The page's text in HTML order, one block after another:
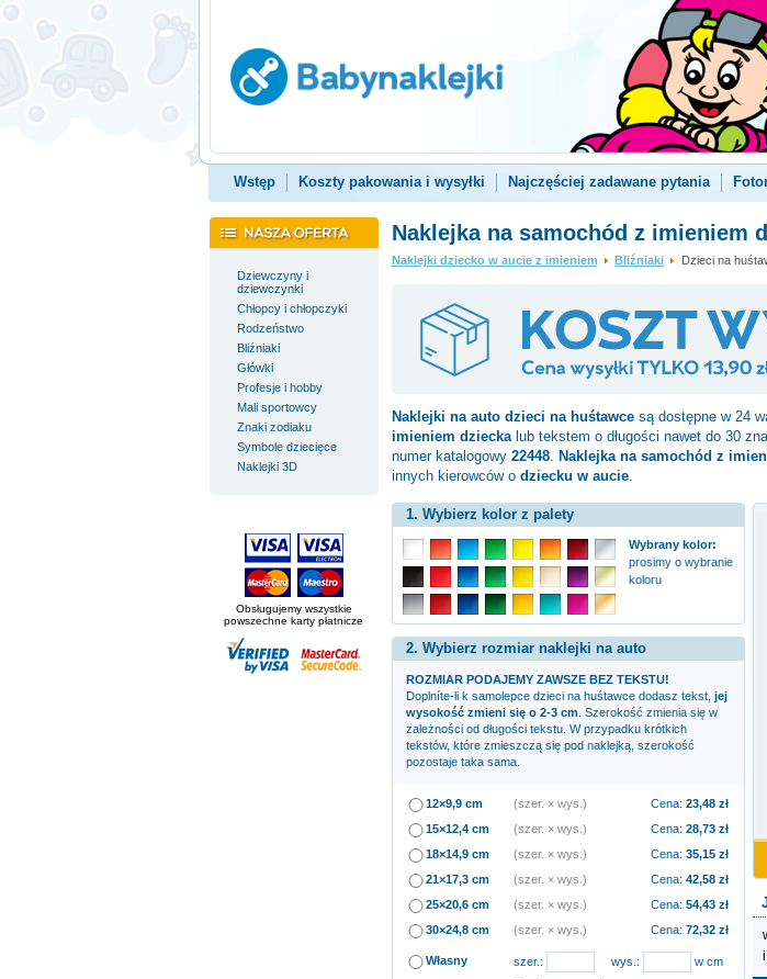
Wstęp Koszty pakowania i wysyłki Najczęściej zadawane pytania
Dziewczyny i
dziewczynki
Chłopcy i chłopczyki
Rodzeństwo
Bliźniaki
Główki
Profesje i hobby
Mali sportowcy
Znaki zodiaku
Symbole dziecięce
Naklejki 3D
Obsługujemy wszystkie
powszechne karty płatnicze
Naklejka na samochód z imieniem
Naklejki dziecko w aucie z imieniem Bliźniaki Dzieci na
Naklejki na auto dzieci na huśtawcesą dostępne w 24
imieniem dzieckalub tekstem o długości nawet do 30
numer katalogowy 22448. Naklejka na samochód z
innych kierowców o dziecku w aucie.
1. Wybierz kolor z palety
Wybrany kolor:
prosimy o wybranie
koloru
2. Wybierz rozmiar naklejki na auto
ROZMIAR PODAJEMY ZAWSZE BEZ TEKSTU!
Doplníte-li k samolepce dzieci na huśtawcedodasz tekst, jej
wysokość zmieni się o 2-3 cm. Szerokość zmienia się w
zależności od długości tekstu. W przypadku krótkich
tekstów, które zmieszczą się pod naklejką, szerokość
pozostaje taka sama.
12×9,9 cm (szer. × wys.) Cena: 23,48zł
15×12,4 cm
(szer. × wys.) Cena: 28,73zł
18×14,9 cm
(szer. × wys.) Cena: 35,15zł
21×17,3 cm
(szer. × wys.) Cena: 42,58zł
25×20,6 cm
(szer. × wys.) Cena: 54,43zł
30×24,8 cm
(szer. × wys.) Cena: 72,32zł
Własny szer.: wys.:
w cm